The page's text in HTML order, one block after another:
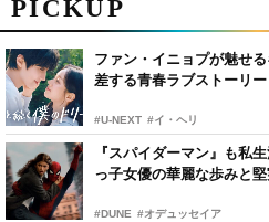
PICKUP
ファン・イニョプが魅せ
差する青春ラブストーリー
#U-NEXT #イ・ヘリ
『スパイダーマン』も私
っ子女優の華麗な歩みと
#DUNE #オデュッセイア